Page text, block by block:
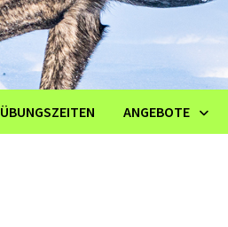
ÜBUNGSZEITEN ANGEBOTE